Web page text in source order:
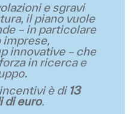
e sgravi
il piano vuole
– in particolare
imprese,
innovative – che
in ricerca e
è di 13
di euro.